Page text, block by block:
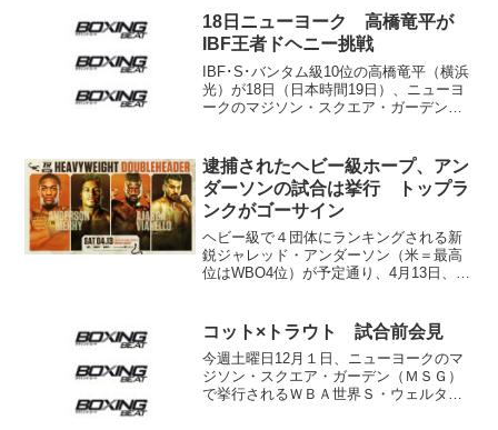
18日ニューヨーク 高橋竜平が
IBF王者ドヘニー挑戦
IBF･S･バンタム級10位の高橋竜平（横浜
光）が18日（日本時間19日）、ニューヨ
ークのマジソン・スクエア・ガーデンの
まった。 高橋は2014年の全日本新人王
で...
逮捕されたヘビー級ホープ、アン
ダーソンの試合は挙行 トップラ
ンクがゴーサイン
ヘビー級で４団体にランキングされる新
鋭ジャレッド・アンダーソン（米＝最高
位はWBO4位）が予定通り、4月13日、リ
ー級1位リヤド・メルウィ（ベルギー）。
会場は米テキサ...
コット×トラウト 試合前会見
今週土曜日12月１日、ニューヨークのマ
ジソン・スクエア・ガーデン（ＭＳＧ）
で挙行されるＷＢＡ世界Ｓ・ウェルター